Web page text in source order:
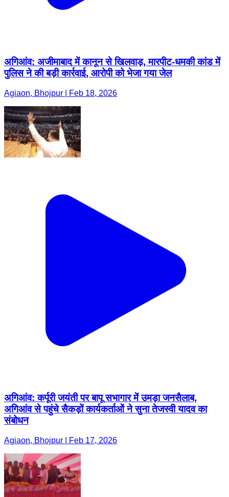
अगिआंव: अजीमाबाद में कानून से खिलवाड़, मारपीट-धमकी कांड में
पुलिस ने की बड़ी कार्रवाई, आरोपी को भेजा गया जेल
Agiaon, Bhojpur | Feb 18, 2026
अगिआंव: कर्पूरी जयंती पर बापू सभागार में उमड़ा जनसैलाब,
अगिआंव से पहुंचे सैकड़ों कार्यकर्ताओं ने सुना तेजस्वी यादव का
संबोधन
Agiaon, Bhojpur | Feb 17, 2026